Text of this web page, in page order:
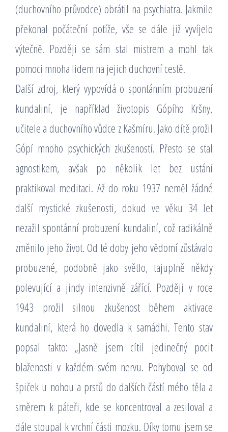
(duchovního průvodce) obrátil na psychiatra. Jakmile
překonal počáteční potíže, vše se dále již vyvíjelo
výtečně. Později se sám stal mistrem a mohl tak
pomoci mnoha lidem na jejich duchovní cestě.
Další zdroj, který vypovídá o spontánním probuzení
kundaliní, je například životopis Gópího Kršny,
učitele a duchovního vůdce z Kašmíru. Jako dítě prožil
Gópí mnoho psychických zkušeností. Přesto se stal
agnostikem, avšak po několik let bez ustání
praktikoval meditaci. Až do roku 1937 neměl žádné
další mystické zkušenosti, dokud ve věku 34 let
nezažil spontánní probuzení kundaliní, což radikálně
změnilo jeho život. Od té doby jeho vědomí zůstávalo
probuzené, podobně jako světlo, tajuplně někdy
polevující a jindy intenzivně zářící. Později v roce
1943 prožil silnou zkušenost během aktivace
kundaliní, která ho dovedla k samádhi. Tento stav
popsal takto: „Jasně jsem cítil jedinečný pocit
blaženosti v každém svém nervu. Pohyboval se od
špiček u nohou a prstů do dalších částí mého těla a
směrem k páteři, kde se koncentroval a zesiloval a
dále stoupal k vrchní části mozku. Díky tomu jsem se